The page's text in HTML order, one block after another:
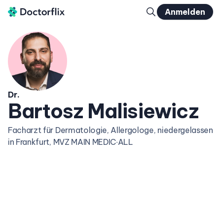
Anmelden
Dr.
Bartosz Malisiewicz
Facharzt für Dermatologie, Allergologe, niedergelassen
in Frankfurt, MVZ MAIN MEDIC∙ALL